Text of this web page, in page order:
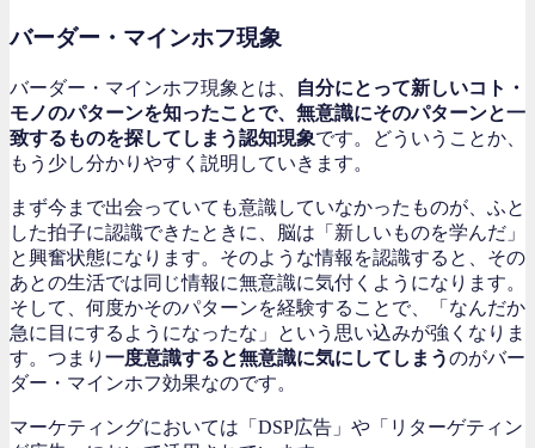
バーダー・マインホフ現象
バーダー・マインホフ現象とは、
自分にとって新しいコト・
モノのパターンを知ったことで、無意識にそのパターンと一
致するものを探してしまう認知現象です。どういうことか、
もう少し分かりやすく説明していきます。
まず今まで出会っていても意識していなかったものが、ふと
した拍子に認識できたときに、脳は「新しいものを学んだ」
と興奮状態になります。そのような情報を認識すると、その
あとの生活では同じ情報に無意識に気付くようになります。
そして、何度かそのパターンを経験することで、「なんだか
急に目にするようになったな」という思い込みが強くなりま
す。つまり 一度意識すると無意識に気にしてしまうのがバー
ダー・マインホフ効果なのです。
マーケティングにおいては「DSP広告」や「リターゲティン